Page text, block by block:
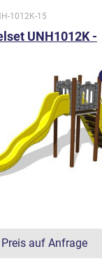
1012K-15
UNH1012K -
Preis auf Anfrage